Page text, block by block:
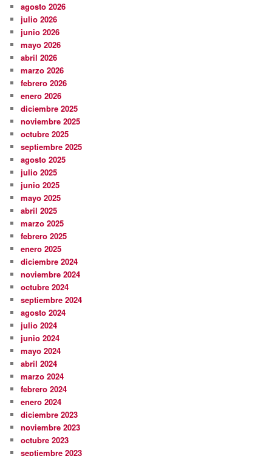
agosto 2026
julio 2026
junio 2026
mayo 2026
abril 2026
marzo 2026
febrero 2026
enero 2026
diciembre 2025
noviembre 2025
octubre 2025
septiembre 2025
agosto 2025
julio 2025
junio 2025
mayo 2025
abril 2025
marzo 2025
febrero 2025
enero 2025
diciembre 2024
noviembre 2024
octubre 2024
septiembre 2024
agosto 2024
julio 2024
junio 2024
mayo 2024
abril 2024
marzo 2024
febrero 2024
enero 2024
diciembre 2023
noviembre 2023
octubre 2023
septiembre 2023